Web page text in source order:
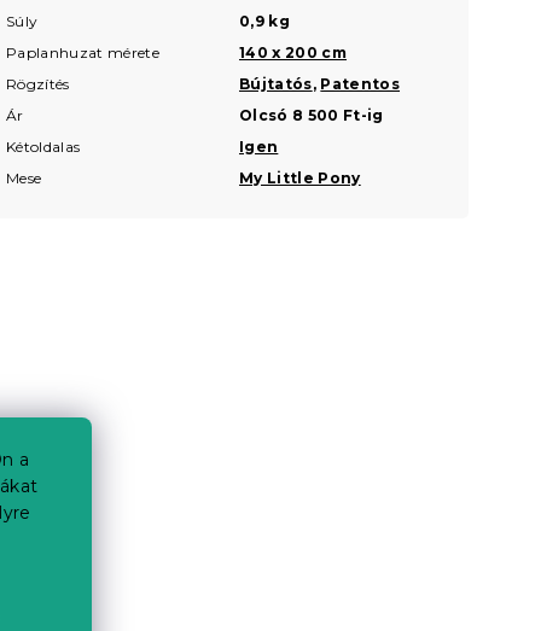
a
Súly
0,9 kg
Paplanhuzat mérete
140 x 200 cm
Rögzítés
Bújtatós, Patentos
Ár
Olcsó 8 500 Ft-ig
Kétoldalas
Igen
Mese
My Little Pony